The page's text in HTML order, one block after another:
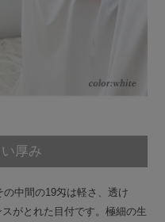
厚み
中間の19匁は軽さ、透け
がとれた目付です。極細の生